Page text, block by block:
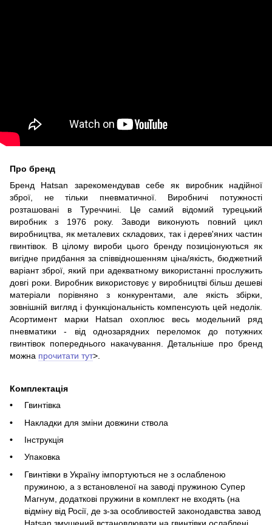
Про бренд
Бренд Hatsan зарекомендував себе як виробник надійної
зброї, не тільки пневматичної. Виробничі потужності
розташовані в Туреччині. Це самий відомий турецький
виробник з 1976 року. Заводи виконують повний цикл
виробництва, як металевих складових, так і дерев'яних частин
гвинтівок. В цілому вироби цього бренду позиціонуються як
вигідне придбання за співвідношенням ціна/якість, бюджетний
варіант зброї, який при адекватному використанні прослужить
довгі роки. Виробник використовує у виробництві більш дешеві
матеріали порівняно з конкурентами, але якість збірки,
зовнішній вигляд і функціональність компенсують цей недолік.
Асортимент марки Hatsan охоплює весь модельний ряд
пневматики - від однозарядних переломок до потужних
гвинтівок попереднього накачування. Детальніше про бренд
можна прочитати тут>.
Комплектація
Гвинтівка
Накладки для зміни довжини ствола
Інструкція
Упаковка
Гвинтівки в Україну імпортуються не з ослабленою
пружиною, а з встановленої на заводі пружиною Супер
Магнум, додаткові пружини в комплект не входять (на
відміну від Росії, де з-за особливостей законодавства завод